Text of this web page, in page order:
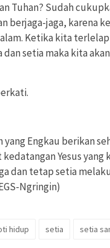
Tuhan? Sudah
berjaga-jaga, karena
Ketika kita
setia maka kita
yang Engkau berikan
Yesus yang
dan tetap setia
Ngringin)
hidup setia setia